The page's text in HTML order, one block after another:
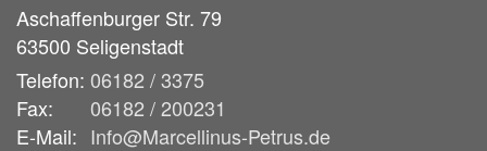
Aschaffenburger Str. 79
63500 Seligenstadt
Telefon: 06182 / 3375
Fax:
06182 / 200231
E-Mail: Info@Marcellinus-Petrus.de